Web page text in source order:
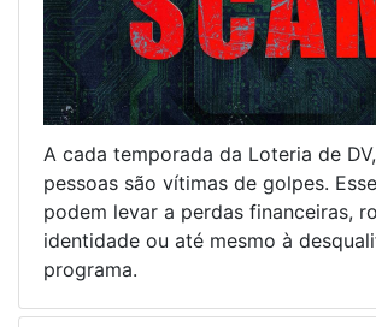
A cada temporada da Loteria de
pessoas são vítimas de golpes.
podem levar a perdas financeiras,
identidade ou até mesmo à
programa.